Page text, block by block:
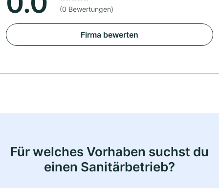
(0 Bewertungen)
Firma bewerten
Für welches Vorhaben suchst du
einen Sanitärbetrieb?